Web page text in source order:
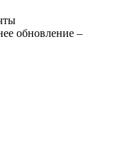
обновление –